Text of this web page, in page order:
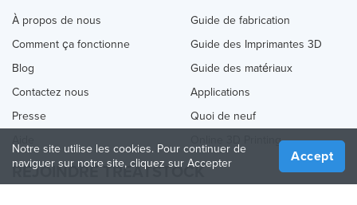
À propos de nous
Comment ça fonctionne
Blog
Contactez nous
Presse
Guide de fabrication
Guide des Imprimantes 3D
Guide des matériaux
Applications
Quoi de neuf
Online 3D Printing
REJOINDRE TREATSTOCK
Notre site utilise les cookies. Pour continuer de
naviguer sur notre site, cliquez sur Accepter
Accept